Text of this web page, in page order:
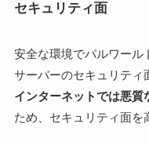
セキュリティ面
安全な環境でパルワール
サーバーのセキュリティ
インターネットでは悪質
ため、セキュリティ面を